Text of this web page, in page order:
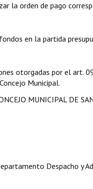
la orden de pago
en la partida
otorgadas por el art.
Municipal.
MUNICIPAL DE
Despacho y